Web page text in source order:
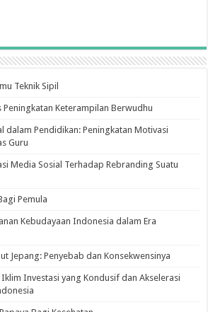
Teknik Sipil
Peningkatan Keterampilan Berwudhu
dalam Pendidikan: Peningkatan Motivasi
Guru
Media Sosial Terhadap Rebranding Suatu
Pemula
Kebudayaan Indonesia dalam Era
Jepang: Penyebab dan Konsekwensinya
Investasi yang Kondusif dan Akselerasi